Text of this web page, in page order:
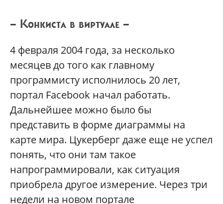
— Конкиста в виртуале —
4 февраля 2004 года, за несколько
месяцев до того как главному
программисту исполнилось 20 лет,
портал Facebook начал работать.
Дальнейшее можно было бы
представить в форме диаграммы на
карте мира. Цукерберг даже еще не успел
понять, что они там такое
напрограммировали, как ситуация
приобрела другое измерение. Через три
недели на новом портале